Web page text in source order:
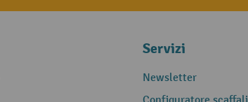
Servizi
Newsletter